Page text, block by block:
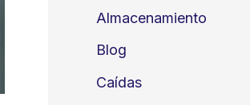
Almacenamiento
Blog
Caídas